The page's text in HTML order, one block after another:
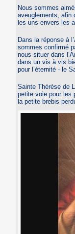
Nous sommes
aveuglements, afin
les uns envers les
Dans la réponse à
sommes confirmé
nous situer dans
dans un vis à vis
pour l’éternité - le
Sainte Thérèse de
petite voie pour les
la petite brebis